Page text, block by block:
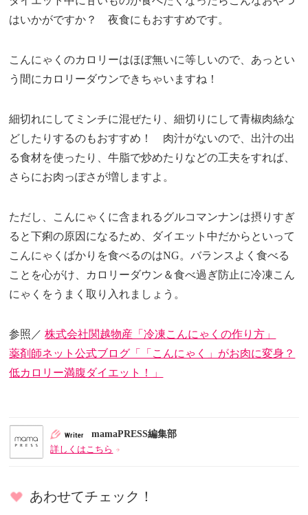
はいかがですか？ 夜食にもおすすめです。
こんにゃくのカロリーはほぼ無いに等しいので、あっとい
う間にカロリーダウンできちゃいますね！
細切れにしてミンチに混ぜたり、細切りにして青椒肉絲な
どしたりするのもおすすめ！ 肉汁がないので、出汁の出
る食材を使ったり、牛脂で炒めたりなどの工夫をすれば、
さらにお肉っぽさが増しますよ。
ただし、こんにゃくに含まれるグルコマンナンは摂りすぎ
ると下痢の原因になるため、ダイエット中だからといって
こんにゃくばかりを食べるのはNG。バランスよく食べる
ことを心がけ、カロリーダウン＆食べ過ぎ防止に冷凍こん
にゃくをうまく取り入れましょう。
参照／株式会社関越物産「冷凍こんにゃくの作り方」
薬剤師ネット公式ブログ「「こんにゃく」がお肉に変身？
低カロリー満腹ダイエット！」
mamaPRESS編集部
詳しくはこちら
あわせてチェック！